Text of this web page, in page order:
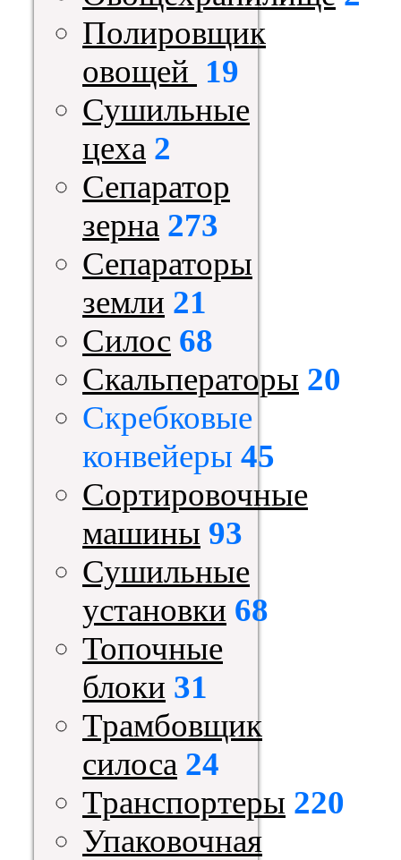
Полировщик
овощей 19
Сушильные
цеха 2
Сепаратор
зерна 273
Сепараторы
земли 21
Силос 68
Скальператоры 20
Скребковые
конвейеры 45
Сортировочные
машины 93
Сушильные
установки 68
Топочные
блоки 31
Трамбовщик
силоса 24
Транспортеры 220
Упаковочная